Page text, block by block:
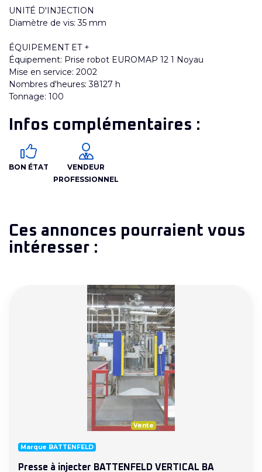
UNITÉ D'INJECTION
Diamètre de vis: 35 mm
ÉQUIPEMENT ET +
Équipement: Prise robot EUROMAP 12 1 Noyau
Mise en service: 2002
Nombres d'heures: 38127 h
Tonnage: 100
Infos complémentaires :
BON ÉTAT
VENDEUR
PROFESSIONNEL
Ces annonces pourraient vous
intéresser :
Vente
Marque BATTENFELD
Presse à injecter BATTENFELD VERTICAL BA